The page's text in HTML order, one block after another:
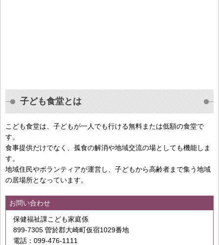
子ども食堂とは
こども食堂は、子どもが一人でも行ける無料または低額の食堂で
す。
食事提供だけでなく、孤食の解消や地域交流の場としても機能しま
す。
地域住民やボランティアが運営し、子どもから高齢者まで集う地域
の居場所となっています。
お問い合わせ
保健福祉課こども家庭係
899-7305 曽於郡大崎町仮宿1029番地
電話：099-476-1111